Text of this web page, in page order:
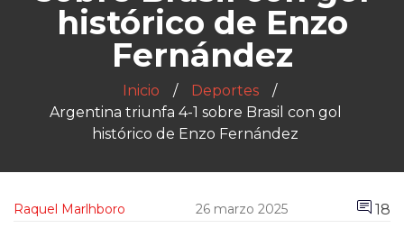
histórico de Enzo
Fernández
Inicio
Deportes
Argentina triunfa 4-1 sobre Brasil con gol
histórico de Enzo Fernández
Raquel Marlhboro 26 marzo 2025 18